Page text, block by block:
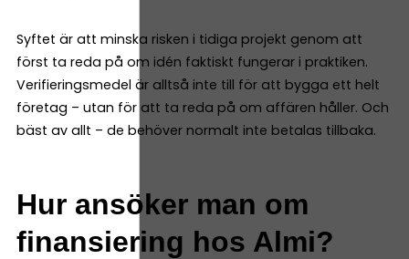
Syftet är att minska risken i tidiga projekt genom att
först ta reda på om idén faktiskt fungerar i praktiken.
Verifieringsmedel är alltså inte till för att bygga ett helt
företag – utan för att ta reda på om affären håller. Och
bäst av allt – de behöver normalt inte betalas tillbaka.
Hur ansöker man om
finansiering hos Almi?